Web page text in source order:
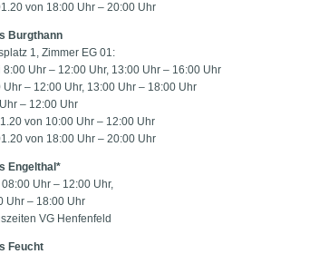
von 18:00 Uhr – 20:00 Uhr
Burgthann
1, Zimmer EG 01:
8:00 Uhr – 12:00 Uhr, 13:00 Uhr – 16:00 Uhr
Uhr – 12:00 Uhr, 13:00 Uhr – 18:00 Uhr
– 12:00 Uhr
von 10:00 Uhr – 12:00 Uhr
von 18:00 Uhr – 20:00 Uhr
Engelthal*
08:00 Uhr – 12:00 Uhr,
Uhr – 18:00 Uhr
VG Henfenfeld
Feucht